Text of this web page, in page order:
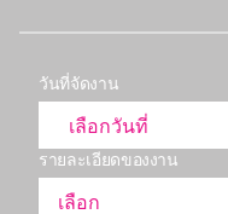
วันที่จัดงาน
รายละเอียดของงาน
เลือก